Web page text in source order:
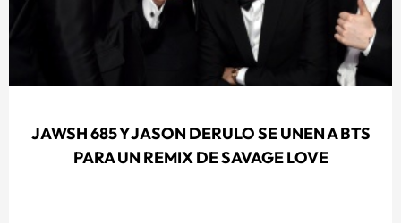
JAWSH 685 Y JASON DERULO SE UNEN A BTS
PARA UN REMIX DE SAVAGE LOVE